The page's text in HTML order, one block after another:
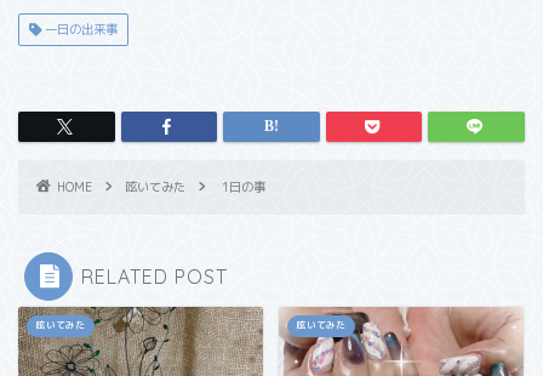
一日の出来事
HOME 呟いてみた 1日の事
RELATED POST
呟いてみた 呟いてみた